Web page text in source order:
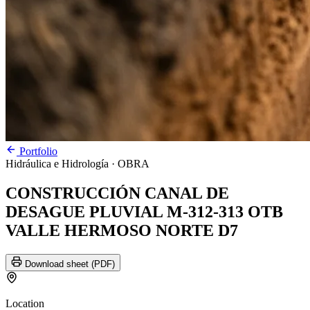
Portfolio
Hidráulica e Hidrología · OBRA
CONSTRUCCIÓN CANAL DE
DESAGUE PLUVIAL M-312-313 OTB
VALLE HERMOSO NORTE D7
Download sheet (PDF)
Location